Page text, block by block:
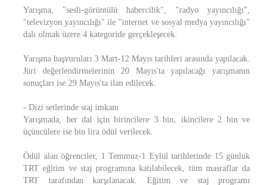
Yarışma, "sesli-görüntülü habercilik", "radyo yayıncılığı",
"televizyon yayıncılığı" ile "internet ve sosyal medya yayıncılığı"
dalı olmak üzere 4 kategoride gerçekleşecek.
Yarışma başvuruları 3 Mart-12 Mayıs tarihleri arasında yapılacak.
Jüri değerlendirmelerinin 20 Mayıs'ta yapılacağı yarışmanın
sonuçları ise 29 Mayıs'ta ilan edilecek.
- Dizi setlerinde staj imkanı
Yarışmada, her dal için birincilere 3 bin, ikincilere 2 bin ve
üçüncülere ise bin lira ödül verilecek.
Ödül alan öğrenciler, 1 Temmuz-1 Eylül tarihlerinde 15 günlük
TRT eğitim ve staj programına katılabilecek, tüm masraflar da
TRT tarafından karşılanacak. Eğitim ve staj programı